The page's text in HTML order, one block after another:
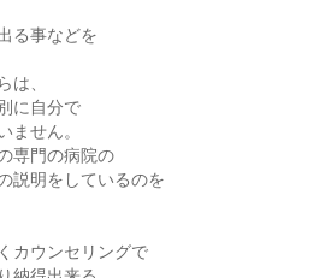
る事などを
、
に自分で
せん。
専門の病院の
説明をしているのを
カウンセリングで